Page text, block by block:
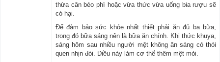
thừa cân béo phì hoặc vừa thức vừa uống bia rượu sẽ
có hại.
Để đảm bảo sức khỏe nhất thiết phải ăn đủ ba bữa,
trong đó bữa sáng nên là bữa ăn chính. Khi thức khuya,
sáng hôm sau nhiều người mệt không ăn sáng có thói
quen nhịn đói. Điều này làm cơ thể thêm mệt mỏi.